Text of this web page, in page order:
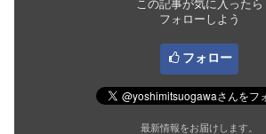
この記事が気に入ったら
フォローしよう
フォロー
最新情報をお届けします。